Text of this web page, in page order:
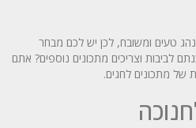
טעים ומשובח, לכן יש לכם מבחר
לביבות וצריכים מתכונים נוספים? אתם
של מתכונים לחגים.